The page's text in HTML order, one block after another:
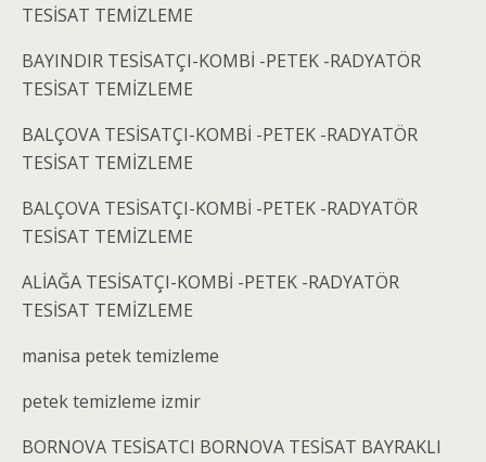
TESİSAT TEMİZLEME
BAYINDIR TESİSATÇI-KOMBİ -PETEK -RADYATÖR
TESİSAT TEMİZLEME
BALÇOVA TESİSATÇI-KOMBİ -PETEK -RADYATÖR
TESİSAT TEMİZLEME
BALÇOVA TESİSATÇI-KOMBİ -PETEK -RADYATÖR
TESİSAT TEMİZLEME
ALİAĞA TESİSATÇI-KOMBİ -PETEK -RADYATÖR
TESİSAT TEMİZLEME
manisa petek temizleme
petek temizleme izmir
BORNOVA TESİSATCI BORNOVA TESİSAT BAYRAKLI